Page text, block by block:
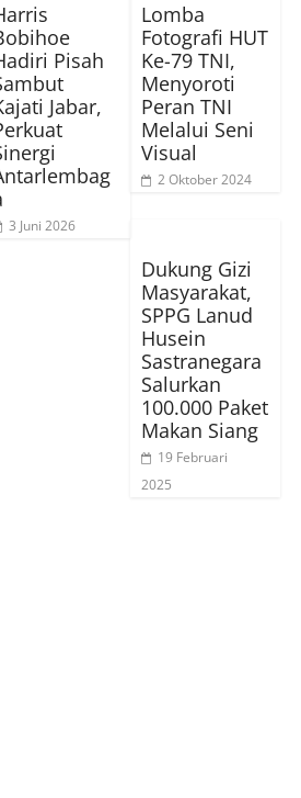
Pisah
Jabar,
3 Juni 2026
Lomba
Fotografi HUT
Ke-79 TNI,
Menyoroti
Peran TNI
Melalui Seni
Visual
2 Oktober 2024
Dukung Gizi
Masyarakat,
SPPG Lanud
Husein
Sastranegara
Salurkan
100.000 Paket
Makan Siang
19 Februari
2025